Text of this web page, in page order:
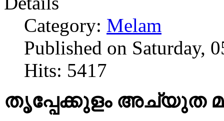
Category: Melam
Published on Saturday,
Hits: 5417
തൃപ്പേക്കുളം അച്യുത